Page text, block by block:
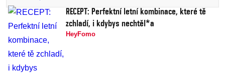
RECEPT: Perfektní letní kombinace, které tě
zchladí, i kdybys nechtěl*a
HeyFomo